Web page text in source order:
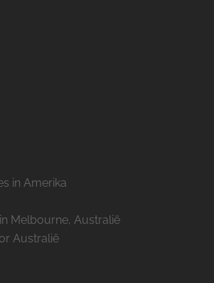
in Amerika
Melbourne, Australië
Australië